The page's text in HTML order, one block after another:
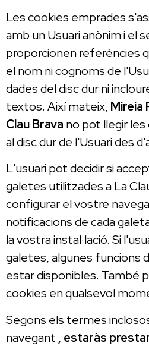
Les cookies emprades
amb un Usuari anònim i el
proporcionen referències
el nom ni cognoms de
dades del disc dur ni
textos. Així mateix, Mireia
Clau Brava no pot llegir
al disc dur de l'Usuari des
L'usuari pot decidir si
galetes utilitzades a La
configurar el vostre
notificacions de cada
la vostra instal·lació. Si
galetes, algunes funcions
estar disponibles. També
cookies en qualsevol
Segons els termes
navegant , estaràs